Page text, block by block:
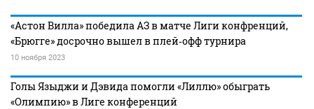
«Астон Вилла» победила АЗ в матче Лиги конфренций,
«Брюгге» досрочно вышел в плей‑офф турнира
10 ноября 2023
Голы Языджи и Дэвида помогли «Лиллю» обыграть
«Олимпию» в Лиге конференций